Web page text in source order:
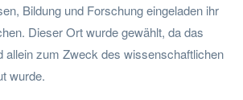
Bildung und Forschung eingeladen ihr
Dieser Ort wurde gewählt, da das
allein zum Zweck des wissenschaftlichen
wurde.